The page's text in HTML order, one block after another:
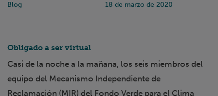
Blog 18 de marzo de 2020
Obligado a ser virtual
Casi de la noche a la mañana, los seis miembros del
equipo del Mecanismo Independiente de
Reclamación (MIR) del Fondo Verde para el Clima